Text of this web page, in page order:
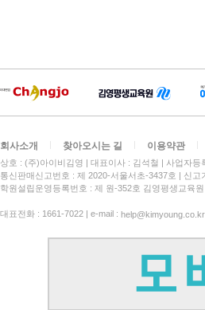
회사소개 찾아오시는 길 이용약관
상호 : (주)아이비김영 대표이사 : 김석철 사업자등
통신판매신고번호 : 제 2020-서울서초-3437호
신고
학원설립운영등록번호 : 제 원-352호 김영평생교육
대표전화 : 1661-7022 | e-mail : help@kimyoung.co.kr